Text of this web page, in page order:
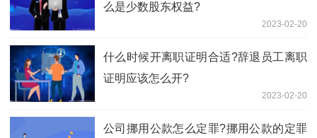
么是少数股东权益?
2023-02-20
什么时候开离职证明合适?辞退员工离职
证明应该怎么开?
2023-02-20
公司挪用公款怎么定罪?挪用公款的定罪